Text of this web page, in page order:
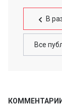
В
Все
КОММЕНТАРИИ